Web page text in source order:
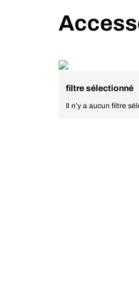
filtre sélectionné
Il n’y a aucun filtre